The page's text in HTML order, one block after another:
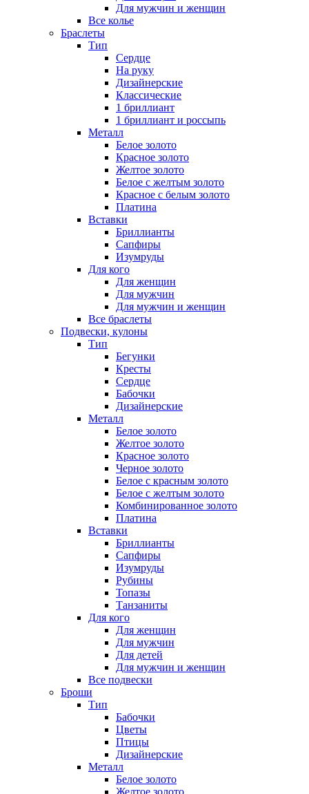
Для мужчин и женщин
Все колье
Браслеты
Тип
Сердце
На руку
Дизайнерские
Классические
1 бриллиант
1 бриллиант и россыпь
Металл
Белое золото
Красное золото
Желтое золото
Белое с желтым золото
Красное с белым золото
Платина
Вставки
Бриллианты
Сапфиры
Изумруды
Для кого
Для женщин
Для мужчин
Для мужчин и женщин
Все браслеты
Подвески, кулоны
Тип
Бегунки
Кресты
Сердце
Бабочки
Дизайнерские
Металл
Белое золото
Желтое золото
Красное золото
Черное золото
Белое с красным золото
Белое с желтым золото
Комбинированное золото
Платина
Вставки
Бриллианты
Сапфиры
Изумруды
Рубины
Топазы
Танзаниты
Для кого
Для женщин
Для мужчин
Для детей
Для мужчин и женщин
Все подвески
Броши
Тип
Бабочки
Цветы
Птицы
Дизайнерские
Металл
Белое золото
Желтое золото